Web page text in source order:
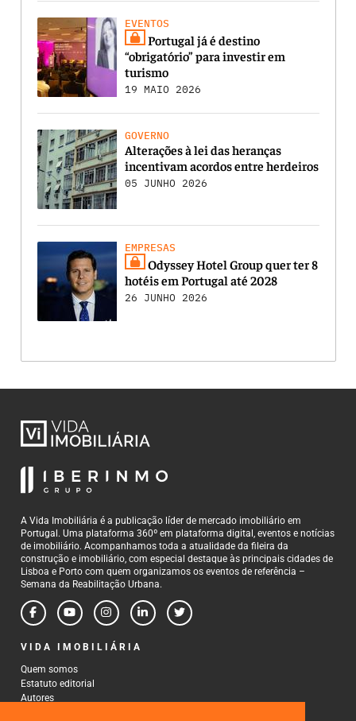
EVENTOS
Portugal já é destino
“obrigatório” para investir em
turismo
19 MAIO 2026
GOVERNO
Alterações à lei das heranças
incentivam acordos entre herdeiros
05 JUNHO 2026
EMPRESAS
Odyssey Hotel Group quer ter 8
hotéis em Portugal até 2028
26 JUNHO 2026
A Vida Imobiliária é a publicação líder de mercado imobiliário em
Portugal. Uma plataforma 360º em plataforma digital, eventos e notícias
de imobiliário. Acompanhamos toda a atualidade da fileira da
construção e imobiliário, com especial destaque às principais cidades de
Lisboa e Porto com quem organizamos os eventos de referência –
Semana da Reabilitação Urbana.
VIDA IMOBILIÁRIA
Quem somos
Estatuto editorial
Autores